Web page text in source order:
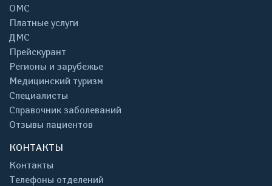
ОМС
Платные услуги
ДМС
Прейскурант
Регионы и зарубежье
Медицинский туризм
Специалисты
Справочник заболеваний
Отзывы пациентов
КОНТАКТЫ
Контакты
Телефоны отделений